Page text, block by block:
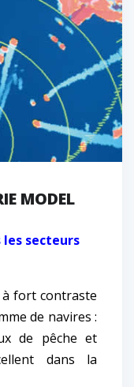
MODEL
secteurs
fort contraste
de navires :
de pêche et
dans la